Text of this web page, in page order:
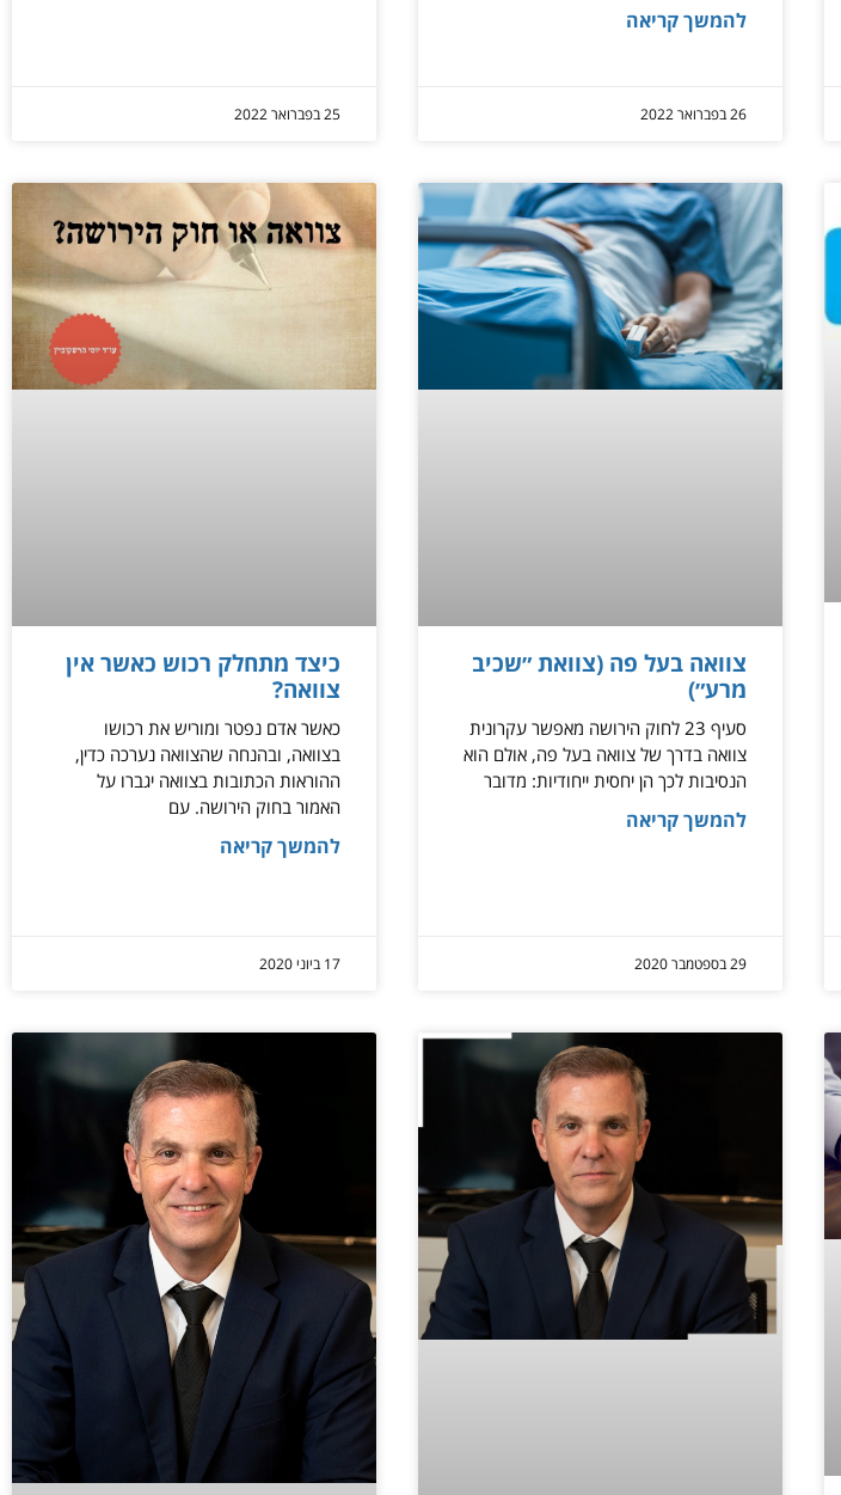
להמשך קריאה
26 בפברואר 2022 25 בפברואר 2022
צוואה בעל פה (צוואת ״שכיב
מרע״)
סעיף 23 לחוק הירושה מאפשר עקרונית
צוואה בדרך של צוואה בעל פה, אולם הוא
הנסיבות לכך הן יחסית ייחודיות: מדובר
להמשך קריאה
29 בספטמבר 2020
כיצד מתחלק רכוש כאשר אין
צוואה?
כאשר אדם נפטר ומוריש את רכושו
בצוואה, ובהנחה שהצוואה נערכה כדין,
ההוראות הכתובות בצוואה יגברו על
האמור בחוק הירושה. עם
להמשך קריאה
17 ביוני 2020